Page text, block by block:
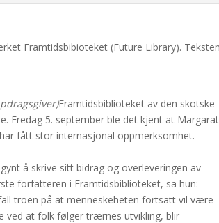
Framtidsbibioteket (Future Library). Teksten
Framtidsbiblioteket av den skotske
Fredag 5. september ble det kjent at Margarat
fått stor internasjonal oppmerksomhet.
å skrive sitt bidrag og overleveringen av
forfatteren i Framtidsbiblioteket, sa hun:
troen på at menneskeheten fortsatt vil være
ved at folk følger trærnes utvikling, blir